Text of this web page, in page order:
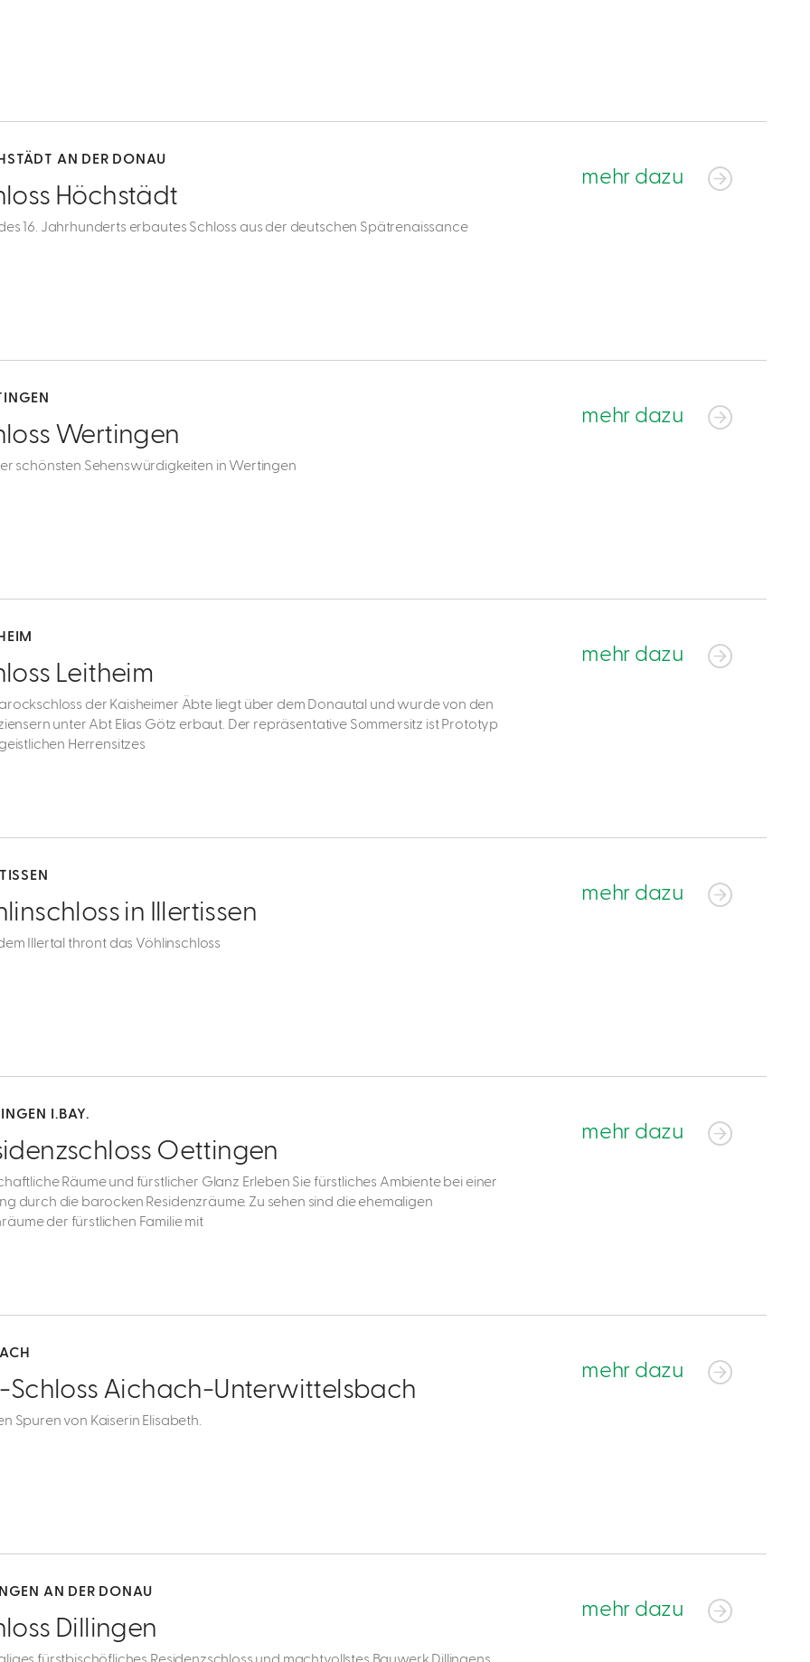
AN DER DONAU
Höchstädt
16. Jahrhunderts erbautes Schloss aus der deutschen Spätrenaissance
mehr dazu
Wertingen
schönsten Sehenswürdigkeiten in Wertingen
mehr dazu
Leitheim
der Kaisheimer Äbte liegt über dem Donautal und wurde von den
unter Abt Elias Götz erbaut. Der repräsentative Sommersitz ist Prototyp
Herrensitzes
mehr dazu
in Illertissen
Illertal thront das Vöhlinschloss
mehr dazu
I.BAY.
Oettingen
Räume und fürstlicher Glanz Erleben Sie fürstliches Ambiente bei einer
durch die barocken Residenzräume. Zu sehen sind die ehemaligen
der fürstlichen Familie mit
mehr dazu
Schloss Aichach-Unterwittelsbach
Spuren von Kaiserin Elisabeth.
mehr dazu
AN DER DONAU
Dillingen
mehr dazu